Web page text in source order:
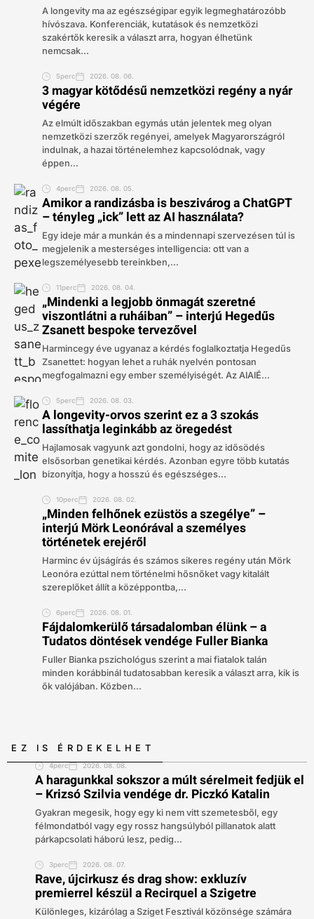
A longevity ma az egészségipar egyik legmeghatározóbb
hívószava. Konferenciák, kutatások és nemzetközi
szakértők keresik a választ arra, hogyan élhetünk
nemcsak...
5perc 2026. 08. 06.
3 magyar kötődésű nemzetközi regény a nyár
végére
Az elmúlt időszakban egymás után jelentek meg olyan
nemzetközi szerzők regényei, amelyek Magyarországról
indulnak, a hazai történelemhez kapcsolódnak, vagy
éppen...
4perc 2026. 08. 05.
Amikor a randizásba is beszivárog a ChatGPT
– tényleg „ick” lett az AI használata?
Egy ideje már a munkán és a mindennapi szervezésen túl is
megjelenik a mesterséges intelligencia: ott van a
legszemélyesebb tereinkben,...
11perc 2026. 08. 04.
„Mindenki a legjobb önmagát szeretné
viszontlátni a ruháiban” – interjú Hegedűs
Zsanett bespoke tervezővel
Harmincegy éve ugyanaz a kérdés foglalkoztatja Hegedűs
Zsanettet: hogyan lehet a ruhák nyelvén pontosan
megfogalmazni egy ember személyiségét. Az AIAIÉ...
5perc 2026. 08. 03.
A longevity-orvos szerint ez a 3 szokás
lassíthatja leginkább az öregedést
Hajlamosak vagyunk azt gondolni, hogy az idősödés
elsősorban genetikai kérdés. Azonban egyre több kutatás
bizonyítja, hogy a hosszú és egészséges...
10perc 2026. 08. 02.
„Minden felhőnek ezüstös a szegélye” –
interjú Mörk Leonórával a személyes
történetek erejéről
Harminc év újságírás és számos sikeres regény után Mörk
Leonóra ezúttal nem történelmi hősnőket vagy kitalált
szereplőket állít a középpontba,...
6perc 2026. 08. 01.
Fájdalomkerülő társadalomban élünk – a
Tudatos döntések vendége Fuller Bianka
Fuller Bianka pszichológus szerint a mai fiatalok talán
minden korábbinál tudatosabban keresik a választ arra, kik is
ők valójában. Közben...
EZ IS ÉRDEKELHET
4perc 2026. 08. 08.
A haragunkkal sokszor a múlt sérelmeit fedjük el
– Krizsó Szilvia vendége dr. Piczkó Katalin
Gyakran megesik, hogy egy ki nem vitt szemetesből, egy
félmondatból vagy egy rossz hangsúlyból pillanatok alatt
párkapcsolati háború lesz, pedig...
3perc 2026. 08. 07.
Rave, újcirkusz és drag show: exkluzív
premierrel készül a Recirquel a Szigetre
Különleges, kizárólag a Sziget Fesztivál közönsége számára